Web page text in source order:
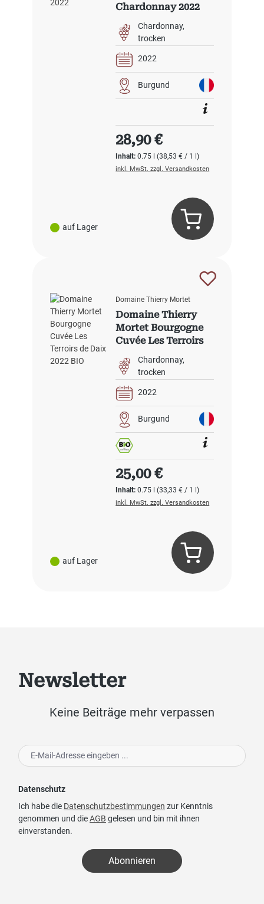
auf Lager
Chardonnay 2022
Chardonnay
trocken
2022
Burgund
Inhalt:0.75 l(38,53 € / 1 l)
Regulärer Preis:
28,90 €
inkl. MwSt. zzgl. Versandkosten
auf Lager
Domaine Thierry Mortet
Domaine Thierry
Mortet Bourgogne
Cuvée Les Terroirs
de Daix 2022 BIO
Chardonnay
trocken
2022
Burgund
Inhalt:0.75 l(33,33 € / 1 l)
Regulärer Preis:
25,00 €
inkl. MwSt. zzgl. Versandkosten
Newsletter
Keine Beiträge mehr verpassen
Datenschutz
Ich habe die Datenschutzbestimmungen zur Kenntnis
genommen und dieAGB gelesen und bin mit ihnen
einverstanden.
Abonnieren